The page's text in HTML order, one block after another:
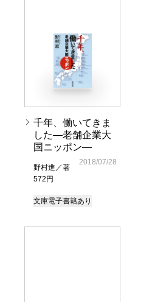
千年、働いてきま
した―老舗企業大
国ニッポン―
野村進／著
572円
2018/07/28
文庫電子書籍あり